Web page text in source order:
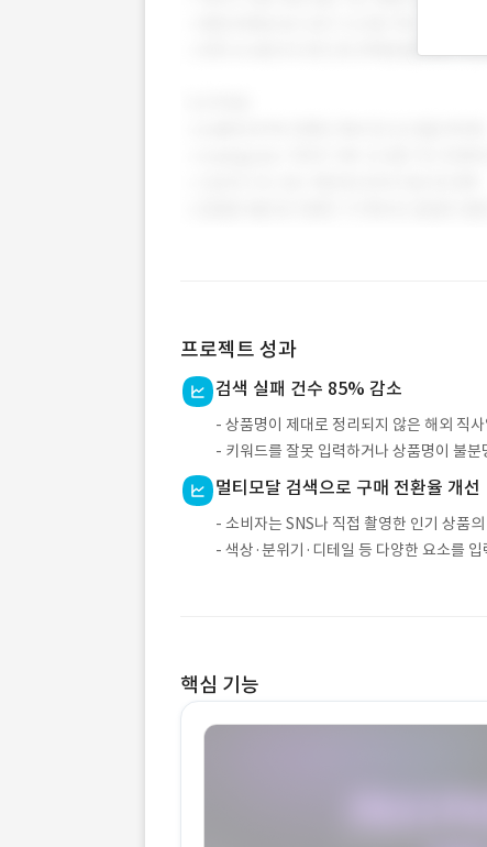
프로젝트 성과
검색 실패 건수 85% 감소
- 상품명이 제대로 정리되지 않은 해외 직
- 키워드를 잘못 입력하거나 상품명이 불
멀티모달 검색으로 구매 전환율 개선
- 소비자는 SNS나 직접 촬영한 인기 상품
- 색상·분위기·디테일 등 다양한 요소를
핵심 기능